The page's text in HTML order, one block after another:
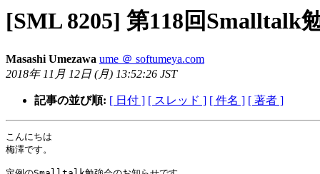
[SML 8205] 第118回Smalltalk
Masashi Umezawa ume ＠ softumeya.com
2018年 11月 12日 (月) 13:52:26 JST
記事の並び順: [ 日付 ] [ スレッド ] [ 件名 ] [ 著者 ]
こんにちは
梅澤です。